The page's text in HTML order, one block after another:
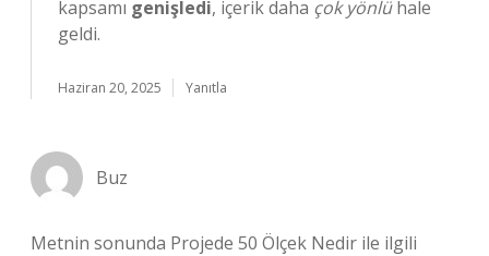
kapsamı genişledi, içerik daha çok yönlühale
geldi.
Haziran 20, 2025 Yanıtla
Buz
Metnin sonunda Projede 50 Ölçek Nedir ile ilgili